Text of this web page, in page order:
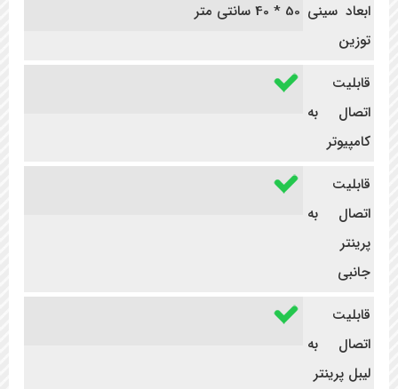
ابعاد سینی
توزین
50 * 40 سانتی متر
قابلیت
اتصال به
کامپیوتر
قابلیت
اتصال به
پرینتر
جانبی
قابلیت
اتصال به
لیبل پرینتر